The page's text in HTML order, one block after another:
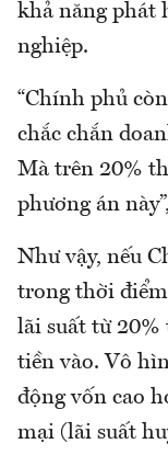
khả năng phát
nghiệp.
“Chính phủ
chắc chắn
Mà trên 20%
phương án
Như vậy, nếu
trong thời
lãi suất từ
tiền vào. Vô
động vốn cao
mại (lãi suất